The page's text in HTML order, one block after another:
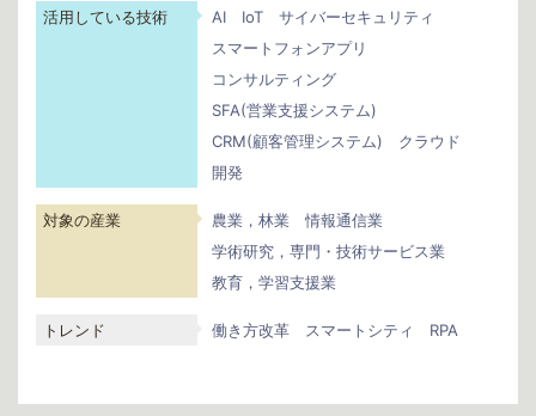
活用している技術 AI IoT
サイバーセキュリティ
スマートフォンアプリ
コンサルティング
SFA(営業支援システム)
CRM(顧客管理システム)
クラウド
開発
対象の産業 農業，林業
情報通信業
学術研究，専門・技術サービス業
教育，学習支援業
トレンド 働き方改革 スマートシティ RPA